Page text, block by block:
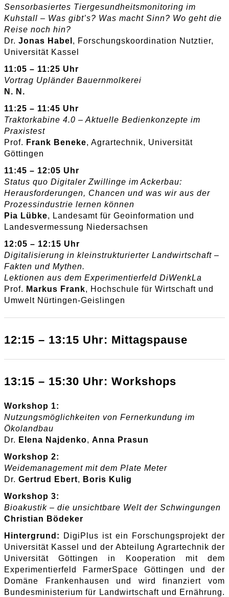
Sensorbasiertes Tiergesundheitsmonitoring im
Kuhstall – Was gibt’s? Was macht Sinn? Wo geht die
Reise noch hin?
Dr. Jonas Habel , Forschungskoordination Nutztier,
Universität Kassel
11:05 – 11:25 Uhr
Vortrag Upländer Bauernmolkerei
N. N.
11:25 – 11:45 Uhr
Traktorkabine 4.0 – Aktuelle Bedienkonzepte im
Praxistest
Prof. Frank Beneke, Agrartechnik, Universität
Göttingen
11:45 – 12:05 Uhr
Status quo Digitaler Zwillinge im Ackerbau:
Herausforderungen, Chancen und was wir aus der
Prozessindustrie lernen können
Pia Lübke, Landesamt für Geoinformation und
Landesvermessung Niedersachsen
12:05 – 12:15 Uhr
Digitalisierung in kleinstrukturierter Landwirtschaft –
Fakten und Mythen.
Lektionen aus dem Experimentierfeld DiWenkLa
Prof. Markus Frank, Hochschule für Wirtschaft und
Umwelt Nürtingen-Geislingen
12:15 – 13:15 Uhr: Mittagspause
13:15 – 15:30 Uhr: Workshops
Workshop 1:
Nutzungsmöglichkeiten von Fernerkundung im
Ökolandbau
Dr. Elena Najdenko, Anna Prasun
Workshop 2:
Weidemanagement mit dem Plate Meter
Dr. Gertrud Ebert, Boris Kulig
Workshop 3:
Bioakustik – die unsichtbare Welt der Schwingungen
Christian Bödeker
Hintergrund:
DigiPlus ist ein Forschungsprojekt der
Universität Kassel und der Abteilung Agrartechnik der
Universität Göttingen in Kooperation mit dem
Experimentierfeld FarmerSpace Göttingen und der
Domäne Frankenhausen und wird finanziert vom
Bundesministerium für Landwirtschaft und Ernährung.